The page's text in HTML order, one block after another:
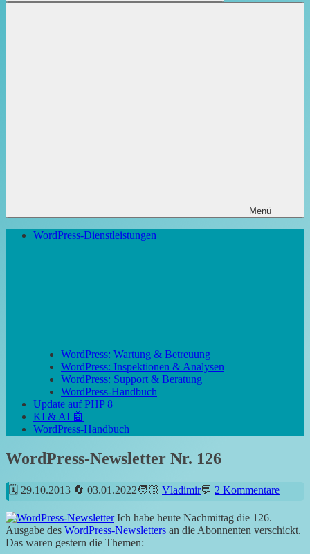
Suchen
Menü
WordPress-Dienstleistungen
WordPress: Wartung & Betreuung
WordPress: Inspektionen & Analysen
WordPress: Support & Beratung
WordPress-Handbuch
Update auf PHP 8
KI & AI 🤖
WordPress-Handbuch
WordPress-Newsletter Nr. 126
29.10.2013 03.01.2022 Vladimir 2 Kommentare
Ich habe heute Nachmittag die 126.
Ausgabe des WordPress-Newsletters an die Abonnenten verschickt.
Das waren gestern die Themen: